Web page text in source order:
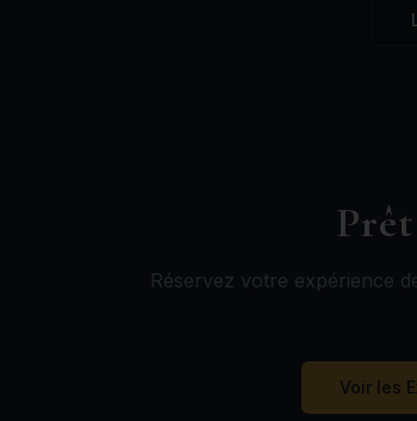
Réservez votre expérience
Voir les